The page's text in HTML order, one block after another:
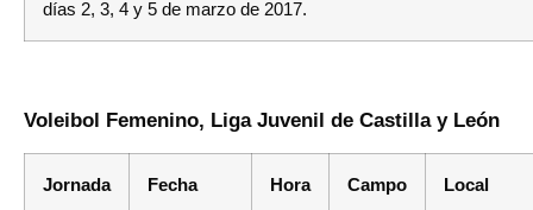
días 2, 3, 4 y 5 de marzo de 2017.
Voleibol Femenino, Liga Juvenil de Castilla y León
Jornada Fecha Hora Campo Local